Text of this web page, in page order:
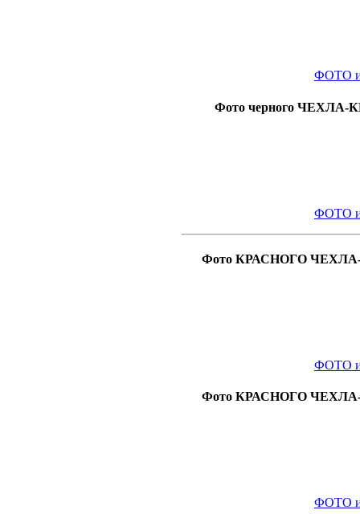
ФОТО
Фото черного ЧЕХЛА-
ФОТО
Фото КРАСНОГО ЧЕХЛА-
ФОТО
Фото КРАСНОГО ЧЕХЛА-
ФОТО